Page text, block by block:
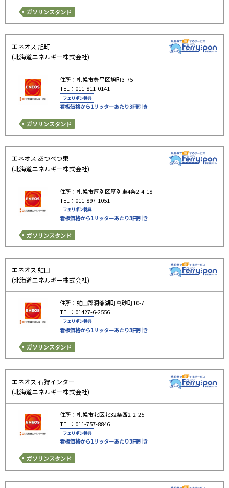
ガソリンスタンド
エネオス 旭町
(北海道エネルギー株式会社)
住所：札幌市豊平区旭町3-75
TEL：011-811-0141
フェリポン特典
看板価格から1リッターあたり3円引き
ガソリンスタンド
エネオス あつべつ東
(北海道エネルギー株式会社)
住所：札幌市厚別区厚別東4条2-4-18
TEL：011-897-1051
フェリポン特典
看板価格から1リッターあたり3円引き
ガソリンスタンド
エネオス 虻田
(北海道エネルギー株式会社)
住所：虻田郡洞爺湖町高砂町10-7
TEL：01427-6-2556
フェリポン特典
看板価格から1リッターあたり3円引き
ガソリンスタンド
エネオス 石狩インター
(北海道エネルギー株式会社)
住所：札幌市北区北32条西2-2-25
TEL：011-757-8846
フェリポン特典
看板価格から1リッターあたり3円引き
ガソリンスタンド